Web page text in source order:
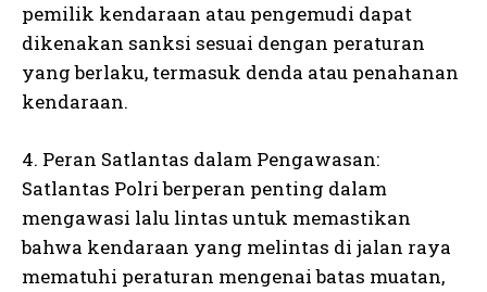
pemilik kendaraan atau pengemudi dapat
dikenakan sanksi sesuai dengan peraturan
yang berlaku, termasuk denda atau penahanan
kendaraan.
4. Peran Satlantas dalam Pengawasan:
Satlantas Polri berperan penting dalam
mengawasi lalu lintas untuk memastikan
bahwa kendaraan yang melintas di jalan raya
mematuhi peraturan mengenai batas muatan,